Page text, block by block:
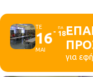
ΤΕ
16
ΜΑΙ
ΠΑ
18
για